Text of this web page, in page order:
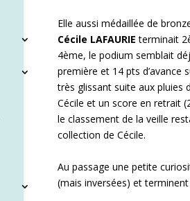
Elle aussi médaillée de
Cécile LAFAURIE terminait
4ème, le podium semblait
première et 14 pts
très glissant suite aux pluies
Cécile et un score en retrait
le classement de la veille
collection de Cécile.
Au passage une petite
(mais inversées) et